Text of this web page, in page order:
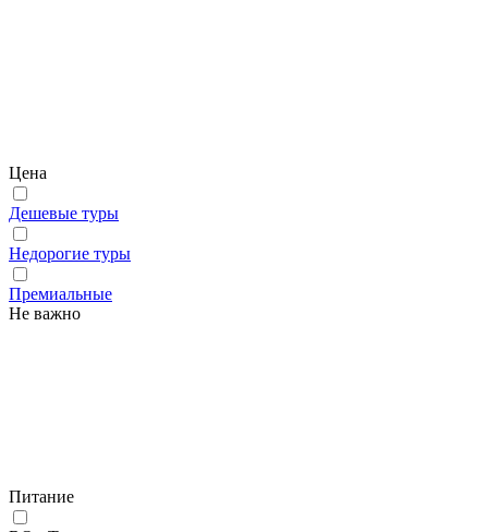
Цена
Дешевые туры
Недорогие туры
Премиальные
Не важно
Питание